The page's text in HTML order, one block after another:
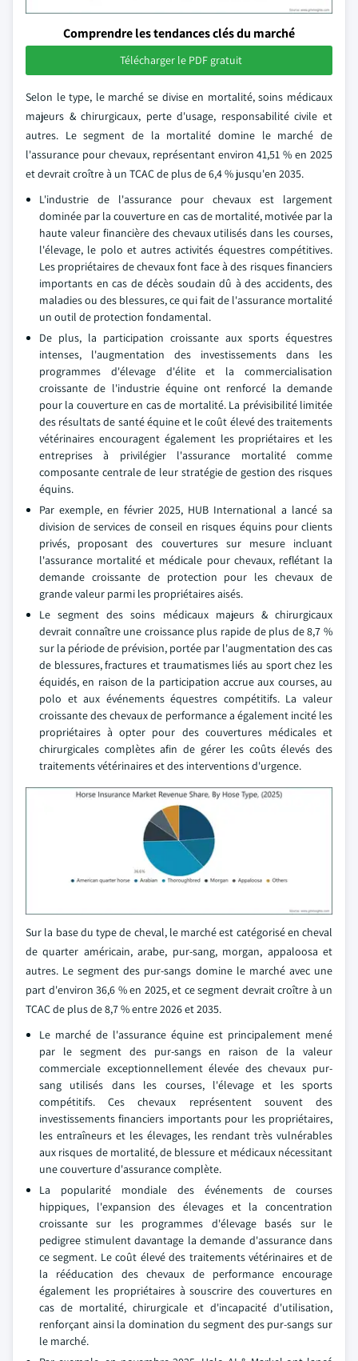
Comprendre les tendances clés du marché
Télécharger le PDF gratuit
Selon le type, le marché se divise en mortalité, soins médicaux
majeurs & chirurgicaux, perte d'usage, responsabilité civile et
autres. Le segment de la mortalité domine le marché de
l'assurance pour chevaux, représentant environ 41,51 % en 2025
et devrait croître à un TCAC de plus de 6,4 % jusqu'en 2035.
L'industrie de l'assurance pour chevaux est largement
dominée par la couverture en cas de mortalité, motivée par la
haute valeur financière des chevaux utilisés dans les courses,
l'élevage, le polo et autres activités équestres compétitives.
Les propriétaires de chevaux font face à des risques financiers
importants en cas de décès soudain dû à des accidents, des
maladies ou des blessures, ce qui fait de l'assurance mortalité
un outil de protection fondamental.
De plus, la participation croissante aux sports équestres
intenses, l'augmentation des investissements dans les
programmes d'élevage d'élite et la commercialisation
croissante de l'industrie équine ont renforcé la demande
pour la couverture en cas de mortalité. La prévisibilité limitée
des résultats de santé équine et le coût élevé des traitements
vétérinaires encouragent également les propriétaires et les
entreprises à privilégier l'assurance mortalité comme
composante centrale de leur stratégie de gestion des risques
équins.
Par exemple, en février 2025, HUB International a lancé sa
division de services de conseil en risques équins pour clients
privés, proposant des couvertures sur mesure incluant
l'assurance mortalité et médicale pour chevaux, reflétant la
demande croissante de protection pour les chevaux de
grande valeur parmi les propriétaires aisés.
Le segment des soins médicaux majeurs & chirurgicaux
devrait connaître une croissance plus rapide de plus de 8,7 %
sur la période de prévision, portée par l'augmentation des cas
de blessures, fractures et traumatismes liés au sport chez les
équidés, en raison de la participation accrue aux courses, au
polo et aux événements équestres compétitifs. La valeur
croissante des chevaux de performance a également incité les
propriétaires à opter pour des couvertures médicales et
chirurgicales complètes afin de gérer les coûts élevés des
traitements vétérinaires et des interventions d'urgence.
Sur la base du type de cheval, le marché est catégorisé en cheval
de quarter américain, arabe, pur-sang, morgan, appaloosa et
autres. Le segment des pur-sangs domine le marché avec une
part d'environ 36,6 % en 2025, et ce segment devrait croître à un
TCAC de plus de 8,7 % entre 2026 et 2035.
Le marché de l'assurance équine est principalement mené
par le segment des pur-sangs en raison de la valeur
commerciale exceptionnellement élevée des chevaux pur-
sang utilisés dans les courses, l'élevage et les sports
compétitifs. Ces chevaux représentent souvent des
investissements financiers importants pour les propriétaires,
les entraîneurs et les élevages, les rendant très vulnérables
aux risques de mortalité, de blessure et médicaux nécessitant
une couverture d'assurance complète.
La popularité mondiale des événements de courses
hippiques, l'expansion des élevages et la concentration
croissante sur les programmes d'élevage basés sur le
pedigree stimulent davantage la demande d'assurance dans
ce segment. Le coût élevé des traitements vétérinaires et de
la rééducation des chevaux de performance encourage
également les propriétaires à souscrire des couvertures en
cas de mortalité, chirurgicale et d'incapacité d'utilisation,
renforçant ainsi la domination du segment des pur-sangs sur
le marché.